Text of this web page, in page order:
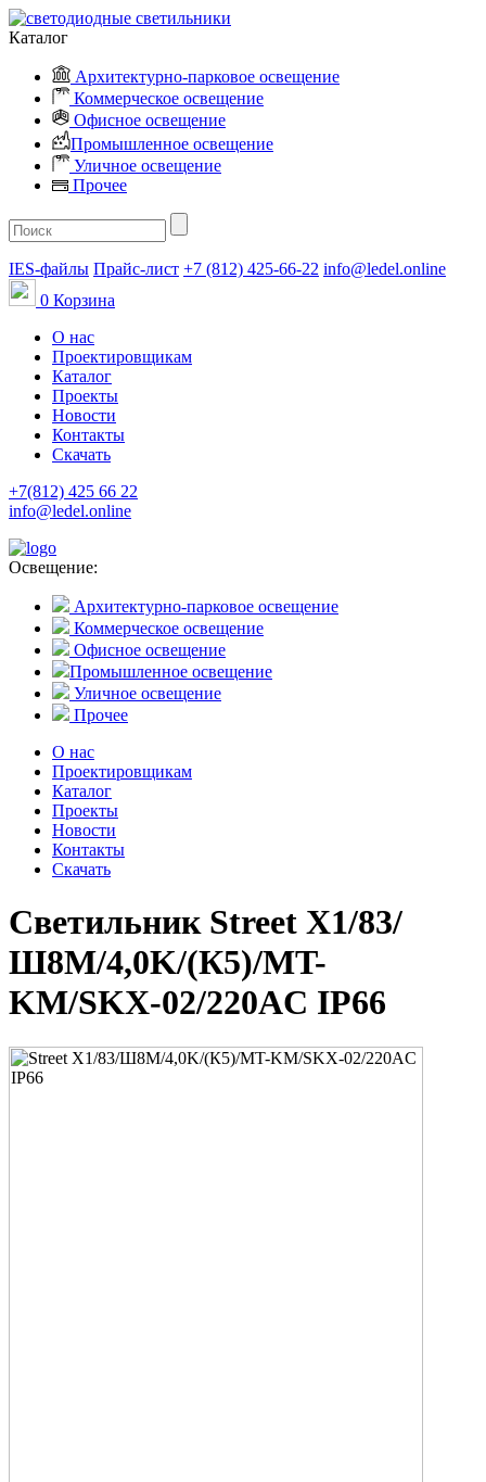
Каталог
Архитектурно-парковое освещение
Коммерческое освещение
Офисное освещение
Промышленное освещение
Уличное освещение
Прочее
IES-файлы Прайс-лист +7 (812) 425-66-22 info@ledel.online
0 Корзина
О нас
Проектировщикам
Каталог
Проекты
Новости
Контакты
Скачать
+7(812) 425 66 22
info@ledel.online
Освещение:
Архитектурно-парковое освещение
Коммерческое освещение
Офисное освещение
Промышленное освещение
Уличное освещение
Прочее
О нас
Проектировщикам
Каталог
Проекты
Новости
Контакты
Скачать
Светильник Street X1/83/
Ш8M/4,0K/(К5)/MT-
KM/SKX-02/220AC IP66